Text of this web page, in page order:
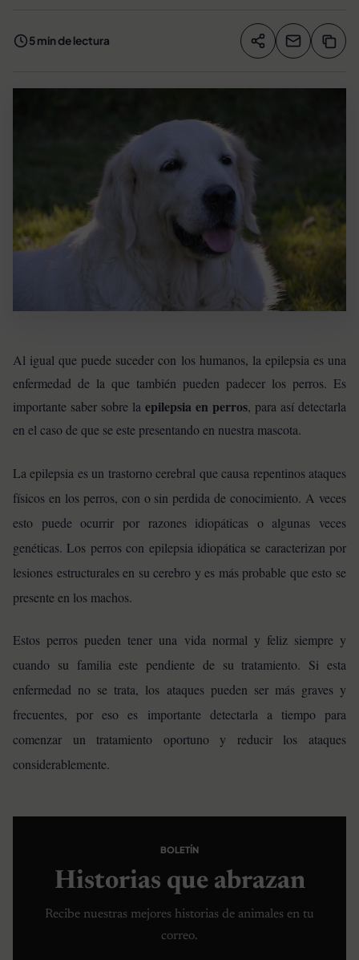
5 min de lectura Compartir
Al igual que puede suceder con los humanos, la epilepsia es una
enfermedad de la que también pueden padecer los perros. Es
importante saber sobre la epilepsia en perros, para así detectarla
en el caso de que se este presentando en nuestra mascota.
La epilepsia es un trastorno cerebral que causa repentinos ataques
físicos en los perros, con o sin perdida de conocimiento. A veces
esto puede ocurrir por razones idiopáticas o algunas veces
genéticas. Los perros con epilepsia idiopática se caracterizan por
lesiones estructurales en su cerebro y es más probable que esto se
presente en los machos.
Estos perros pueden tener una vida normal y feliz siempre y
cuando su familia este pendiente de su tratamiento. Si esta
enfermedad no se trata, los ataques pueden ser más graves y
frecuentes, por eso es importante detectarla a tiempo para
comenzar un tratamiento oportuno y reducir los ataques
considerablemente.
BOLETÍN
Historias que abrazan
Recibe nuestras mejores historias de animales en tu
correo.